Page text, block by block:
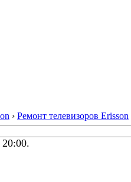
› Ремонт телевизоров Erisson